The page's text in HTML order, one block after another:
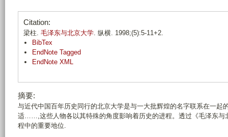
Citation:
梁柱. 毛泽东与北京大学. 纵横. 1998;(5):5-11+2.
BibTex
EndNote Tagged
EndNote XML
摘要:
与近代中国百年历史同行的北京大学是与一大批辉煌的名字联系在一起
适……,这些人物各以其特殊的角度影响着历史的进程。透过《毛泽东与
程中的重要地位.